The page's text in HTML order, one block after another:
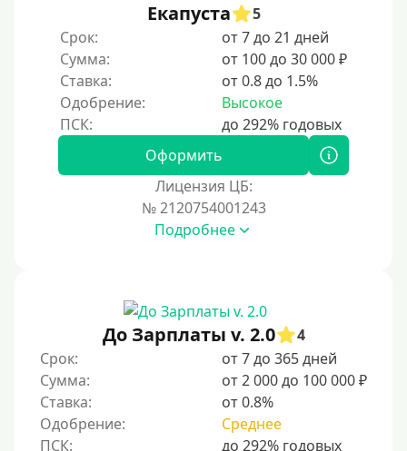
Екапуста
5
Срок:
от 7 до 21 дней
Сумма:
от 100 до 30 000 ₽
Ставка:
от 0.8 до 1.5%
Одобрение:
Высокое
Оформить
Лицензия ЦБ:
№ 2120754001243
Подробнее
До Зарплаты v. 2.0
4
Срок:
от 7 до 365 дней
Сумма:
от 2 000 до 100 000 ₽
Ставка:
от 0.8%
Одобрение:
Среднее